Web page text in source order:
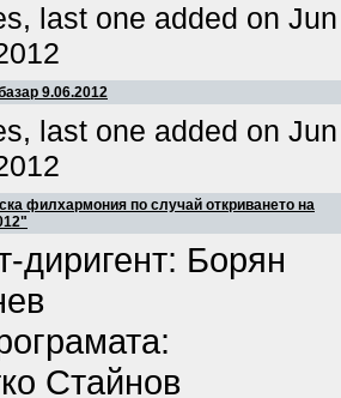
last one added on Jun
9.06.2012
last one added on Jun
филхармония по случай откриването на
диригент: Борян
Стайнов